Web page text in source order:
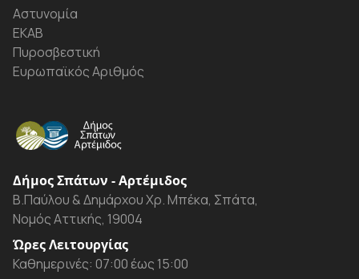
Αστυνομία
ΕΚΑΒ
Πυροσβεστική
Ευρωπαϊκός Αριθμός
Δήμος Σπάτων - Αρτέμιδος
Β.Παύλου & Δημάρχου Χρ. Μπέκα, Σπάτα,
Νομός Αττικής, 19004
Ώρες Λειτουργίας
Καθημερινές: 07:00 έως 15:00